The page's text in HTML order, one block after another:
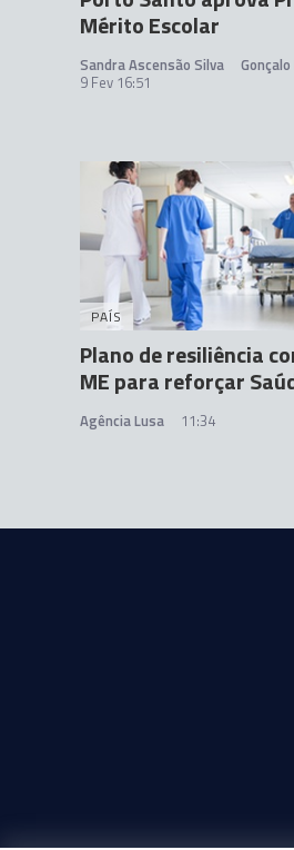
Mérito Escolar
Sandra Ascensão Silva
9 Fev 16:51
PAÍS
Plano de resiliência
ME para reforçar
Agência Lusa 11:34